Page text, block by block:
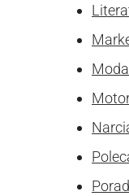
Moda